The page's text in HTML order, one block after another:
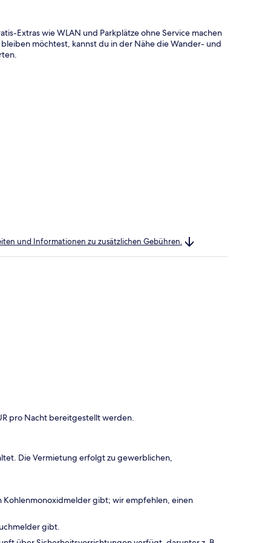
Extras wie WLAN und Parkplätze ohne Service machen
möchtest, kannst du in der Nähe die Wander- und
und Informationen zu zusätzlichen Gebühren.
pro Nacht bereitgestellt werden.
Die Vermietung erfolgt zu gewerblichen,
gibt; wir empfehlen, einen
gibt.